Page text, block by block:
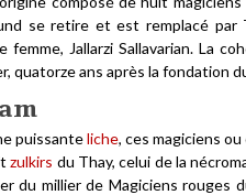
se retire et est remplacé
femme, Jallarzi Sallavarian. La
quatorze ans après la fondation
puissanteliche, ces magiciens
zulkirs du Thay, celui de la
du millier de Magiciens rouges